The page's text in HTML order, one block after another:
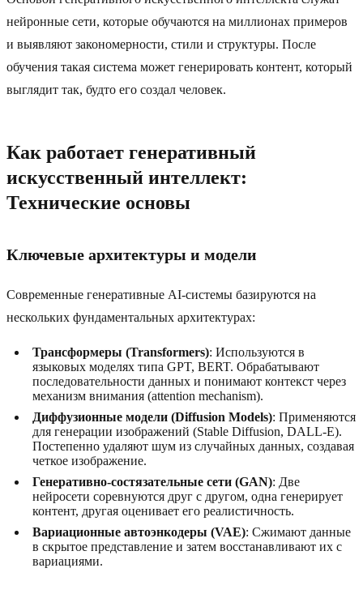
нейронные сети, которые обучаются на миллионах примеров
и выявляют закономерности, стили и структуры. После
обучения такая система может генерировать контент, который
выглядит так, будто его создал человек.
Как работает генеративный
искусственный интеллект:
Технические основы
Ключевые архитектуры и модели
Современные генеративные AI-системы базируются на
нескольких фундаментальных архитектурах:
Трансформеры (Transformers): Используются в
языковых моделях типа GPT, BERT. Обрабатывают
последовательности данных и понимают контекст через
механизм внимания (attention mechanism).
Диффузионные модели (Diffusion Models): Применяются
для генерации изображений (Stable Diffusion, DALL-E).
Постепенно удаляют шум из случайных данных, создавая
четкое изображение.
Генеративно-состязательные сети (GAN): Две
нейросети соревнуются друг с другом, одна генерирует
контент, другая оценивает его реалистичность.
Вариационные автоэнкодеры (VAE): Сжимают данные
в скрытое представление и затем восстанавливают их с
вариациями.